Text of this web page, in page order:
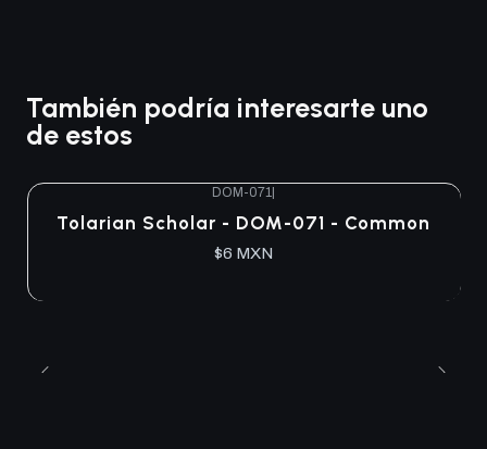
También podría interesarte uno
de estos
DOM-071
Tolarian Scholar - DOM-071 - Common
$6 MXN